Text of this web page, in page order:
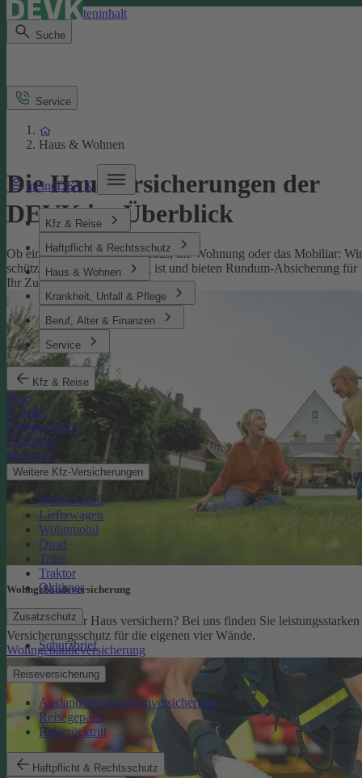
Direkt zum Seiteninhalt
Suche
meineDEVK
Kfz & Reise
Haftpflicht & Rechtsschutz
Haus & Wohnen
Krankheit, Unfall & Pflege
Beruf, Alter & Finanzen
Service
Kfz & Reise
Pkw
E-Auto
Kleinkraftrad
Anhänger
Motorrad
Weitere Kfz-Versicherungen
Wohnwagen
Lieferwagen
Wohnmobil
Quad
Trike
Traktor
Oldtimer
Zusatzschutz
Schutzbrief
Reiseversicherung
Auslandsreisekrankenversicherung
Reisegepäck
Reiserücktritt
Haftpflicht & Rechtsschutz
Service
Haus & Wohnen
Die Hausversicherungen der
DEVK im Überblick
Ob eine Versicherung fürs Haus, die Wohnung oder das Mobiliar: Wir
schützen, was Ihnen wichtig ist und bieten Rundum-Absicherung für
Ihr Zuhause.
Wohngebäude­versicherung
Sie möchten Ihr Haus versichern? Bei uns finden Sie leistungsstarken
Versicherungsschutz für die eigenen vier Wände.
Wohngebäudeversicherung